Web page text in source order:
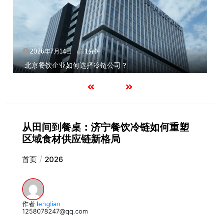
2026年7月14日 1分钟
北京餐饮企业如何选择冷链公司？
从田间到餐桌：济宁餐饮冷链如何重塑
区域食材供应链新格局
首页 2026
作者 lenglian
1258078247@qq.com